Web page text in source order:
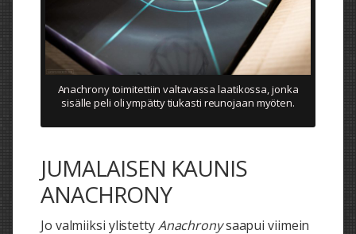
Anachrony toimitettiin valtavassa laatikossa, jonka
sisälle peli oli ympätty tiukasti reunojaan myöten.
JUMALAISEN KAUNIS
ANACHRONY
Jo valmiiksi ylistettyAnachronysaapui viimein